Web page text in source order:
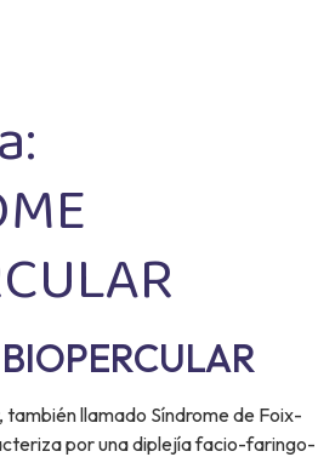
también llamado Síndrome de Foix-
por una diplejía facio-faringo-